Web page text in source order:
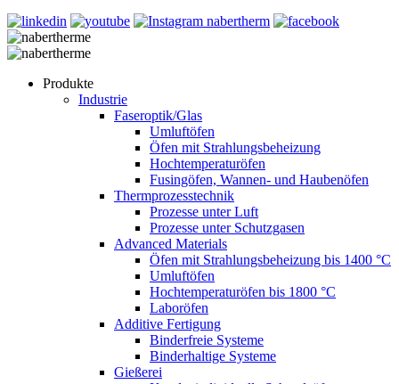
Produkte
Industrie
Faseroptik/Glas
Umluftöfen
Öfen mit Strahlungsbeheizung
Hochtemperaturöfen
Fusingöfen, Wannen- und Haubenöfen
Thermprozesstechnik
Prozesse unter Luft
Prozesse unter Schutzgasen
Advanced Materials
Öfen mit Strahlungsbeheizung bis 1400 °C
Umluftöfen
Hochtemperaturöfen bis 1800 °C
Laboröfen
Additive Fertigung
Binderfreie Systeme
Binderhaltige Systeme
Gießerei